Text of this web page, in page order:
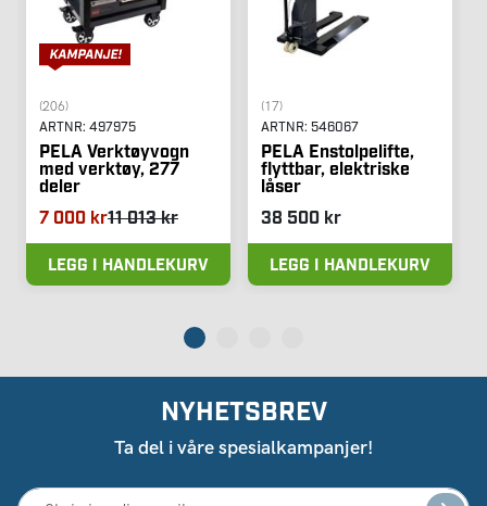
(206)
ARTNR: 497975
PELA Verktøyvogn
med verktøy, 277
deler
7 000 kr11 013 kr
LEGG I HANDLEKURV
(17)
ARTNR: 546067
PELA Enstolpelifte,
flyttbar, elektriske
låser
38 500 kr
LEGG I HANDLEKURV
NYHETSBREV
Ta del i våre spesialkampanjer!